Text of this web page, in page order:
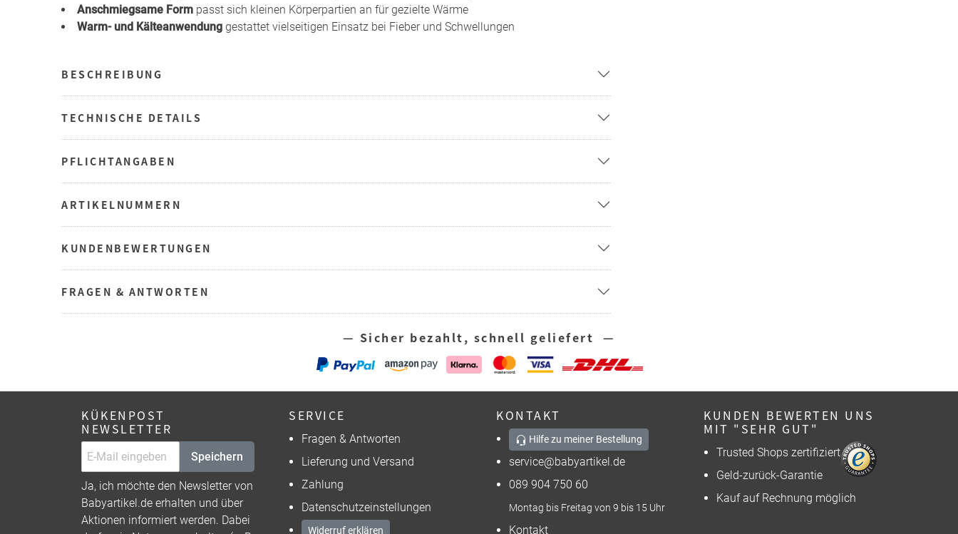
Anschmiegsame Form passt sich kleinen Körperpartien an für gezielte Wärme
Warm- und Kälteanwendung gestattet vielseitigen Einsatz bei Fieber und Schwellungen
BESCHREIBUNG
TECHNISCHE DETAILS
PFLICHTANGABEN
ARTIKELNUMMERN
KUNDENBEWERTUNGEN
FRAGEN & ANTWORTEN
— Sicher bezahlt, schnell geliefert —
KÜKENPOST
NEWSLETTER
Speichern
Ja, ich möchte den Newsletter von
Babyartikel.de erhalten und über
Aktionen informiert werden. Dabei
SERVICE
Fragen & Antworten
Lieferung und Versand
Zahlung
Datenschutzeinstellungen
Widerruf erklären
KONTAKT
Hilfe zu meiner Bestellung
service@babyartikel.de
089 904 750 60
Montag bis Freitag von 9 bis 15 Uhr
Kontakt
KUNDEN BEWERTEN UNS
MIT "SEHR GUT"
Trusted Shops zertifiziert
Geld-zurück-Garantie
Kauf auf Rechnung möglich